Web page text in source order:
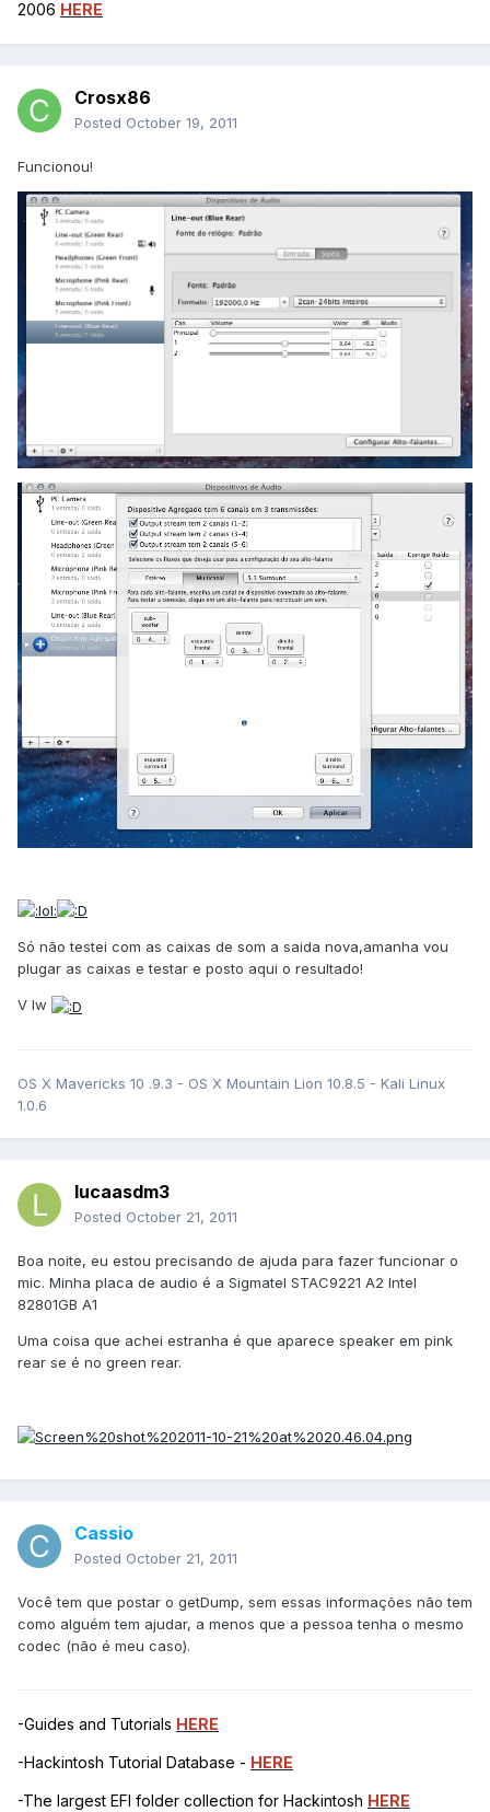
2006 HERE
Crosx86
Posted October 19, 2011
Funcionou!
Só não testei com as caixas de som a saida nova,amanha vou
plugar as caixas e testar e posto aqui o resultado!
V lw
OS X Mavericks 10 .9.3 - OS X Mountain Lion 10.8.5 - Kali Linux
1.0.6
lucaasdm3
Posted October 21, 2011
Boa noite, eu estou precisando de ajuda para fazer funcionar o
mic. Minha placa de audio é a Sigmatel STAC9221 A2 Intel
82801GB A1
Uma coisa que achei estranha é que aparece speaker em pink
rear se é no green rear.
Cassio
Posted October 21, 2011
Você tem que postar o getDump, sem essas informações não tem
como alguém tem ajudar, a menos que a pessoa tenha o mesmo
codec (não é meu caso).
-Guides and Tutorials HERE
-Hackintosh Tutorial Database - HERE
-The largest EFI folder collection for Hackintosh HERE